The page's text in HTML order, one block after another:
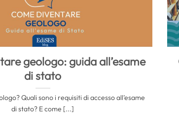
geologo: guida all’esame
di stato
Quali sono i requisiti di accesso all’esame
di stato? E come [...]